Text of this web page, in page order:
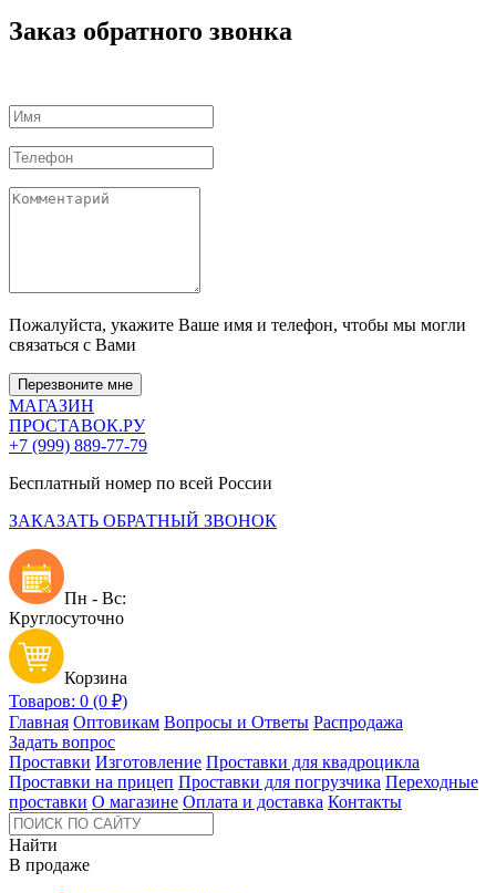
Заказ обратного звонка
Пожалуйста, укажите Ваше имя и телефон, чтобы мы могли
связаться с Вами
Перезвоните мне
МАГАЗИН
ПРОСТАВОК.РУ
+7 (999) 889-77-79
Бесплатный номер по всей России
ЗАКАЗАТЬ ОБРАТНЫЙ ЗВОНОК
Пн - Вс:
Круглосуточно
Корзина
Товаров: 0 (0 ₽)
Главная Оптовикам Вопросы и Ответы Распродажа
Задать вопрос
Проставки Изготовление Проставки для квадроцикла
Проставки на прицеп Проставки для погрузчика Переходные
проставки О магазине Оплата и доставка Контакты
Найти
В продаже